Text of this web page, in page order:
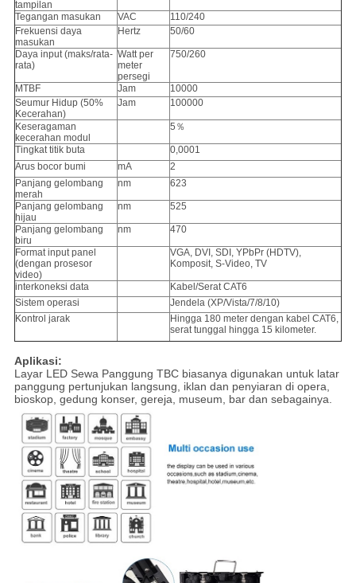
tampilan
Tegangan masukan
VAC
110/240
Frekuensi daya
masukan
Hertz 50/60
Daya input (maks/rata-
rata)
Watt per
meter
persegi
750/260
MTBF Jam
10000
Seumur Hidup (50%
Kecerahan)
Jam 100000
Keseragaman
kecerahan modul
5％
Tingkat titik buta
0,0001
Arus bocor bumi
mA
2
Panjang gelombang
merah
nm 623
Panjang gelombang
hijau
nm 525
Panjang gelombang
biru
nm 470
Format input panel
(dengan prosesor
video)
VGA, DVI, SDI, YPbPr (HDTV),
Komposit, S-Video, TV
interkoneksi data
Kabel/Serat CAT6
Sistem operasi
Jendela (XP/Vista/7/8/10)
Kontrol jarak
Hingga 180 meter dengan kabel CAT6,
serat tunggal hingga 15 kilometer.
Aplikasi:
Layar LED Sewa Panggung TBC biasanya digunakan untuk latar
panggung pertunjukan langsung, iklan dan penyiaran di opera,
bioskop, gedung konser, gereja, museum, bar dan sebagainya.